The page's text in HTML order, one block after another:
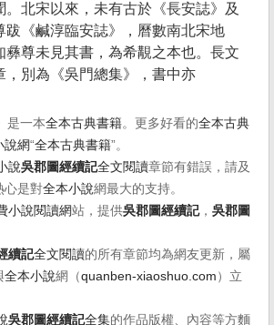
。北宋以來，未有古於《長安誌》及
跋《鹹淳臨安誌》，曆數南北宋地
彝尊未見其書，為希覯之本也。長文
，別為《吳門總集》，書中亦
是一本全本古典書籍。更多好看的全本古典
說網“全本古典書籍”。
說吳郡圖經續記全文閱讀章節有錯誤，請及
心是對全本小說網最大的支持。
小說閱讀網站，提供吳郡圖經續記， 吳郡圖
續記全文閱讀的所有章節均為網友更新，屬
全本小說網（quanben-xiaoshuo.com ）立
吳郡圖經續記全集的作品版權、內容等方麵